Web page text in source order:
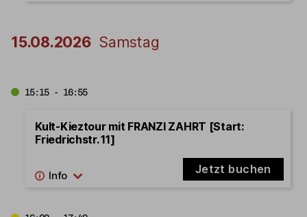
15.08.2026 Samstag
15:15 - 16:55
Kult-Kieztour mit FRANZI ZAHRT [Start:
Friedrichstr. 11]
Jetzt buchen